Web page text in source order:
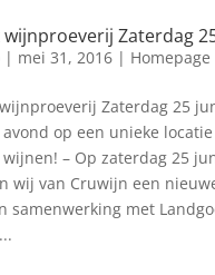
Zaterdag
| mei 31, 2016|
Zaterdag 25
op een unieke
– Op zaterdag 25
wij van Cruwijn een
samenwerking met